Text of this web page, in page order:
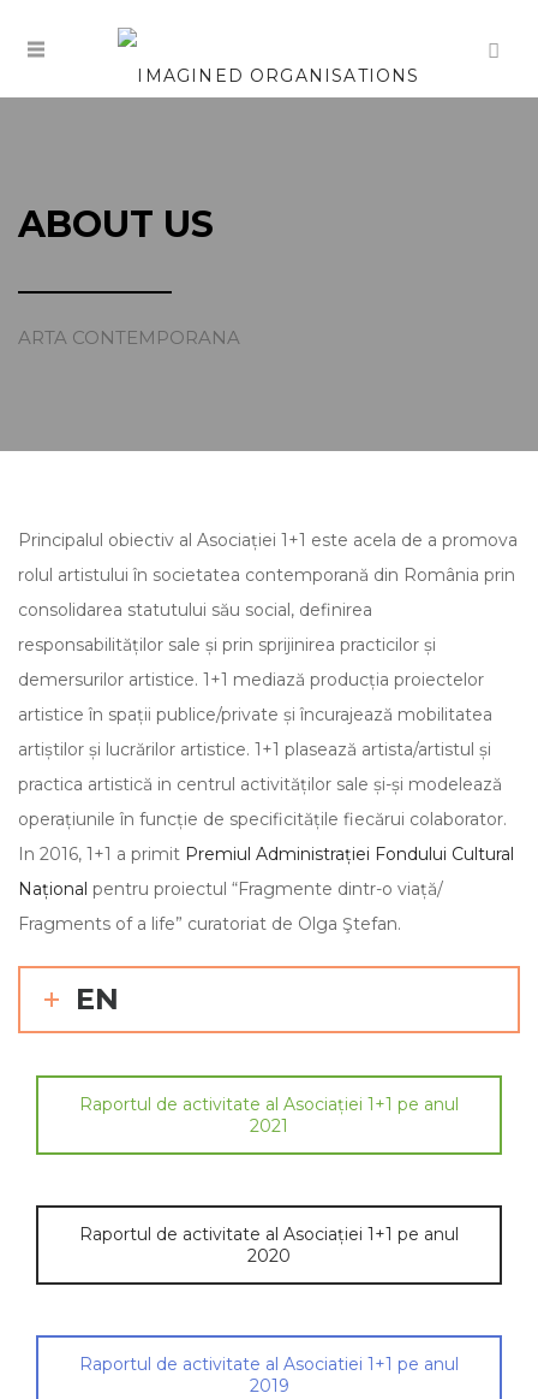
ABOUT US
ARTA CONTEMPORANA
Principalul obiectiv al Asociației 1+1 este acela de a promova
rolul artistului în societatea contemporană din România prin
consolidarea statutului său social, definirea
responsabilităților sale și prin sprijinirea practicilor și
demersurilor artistice. 1+1 mediază producția proiectelor
artistice în spații publice/private și încurajează mobilitatea
artiștilor și lucrărilor artistice. 1+1 plasează artista/artistul și
practica artistică in centrul activităților sale și-și modelează
operațiunile în funcție de specificitățile fiecărui colaborator.
In 2016, 1+1 a primit Premiul Administrației Fondului Cultural
Național pentru proiectul “Fragmente dintr-o viață/
Fragments of a life” curatoriat de Olga Ştefan.
EN
Raportul de activitate al Asociației 1+1 pe anul
2021
Raportul de activitate al Asociației 1+1 pe anul
2020
Raportul de activitate al Asociatiei 1+1 pe anul
2019